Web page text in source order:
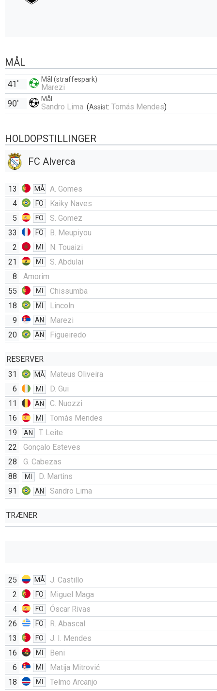
MÅL
Mål (straffespark)
Marezi
41'
Mål
Sandro Lima (Assist: Tomás Mendes)
90'
HOLDOPSTILLINGER
FC Alverca
13 MÅ
A. Gomes
4
FO
Kaiky Naves
5
FO
S. Gomez
33
FO
B. Meupiyou
2
MI
N. Touaizi
21
MI
S. Abdulai
8
Amorim
55
MI
Chissumba
18
MI
Lincoln
9
AN
Marezi
20
AN Figueiredo
RESERVER
31
MÅ
Mateus Oliveira
6
MI
D. Gui
11
AN
C. Nuozzi
16
MI
Tomás Mendes
19
AN
T. Leite
22
Gonçalo Esteves
28
G. Cabezas
88
MI
D. Martins
91
AN Sandro Lima
TRÆNER
25 MÅ
J. Castillo
2
FO
Miguel Maga
4
FO
Óscar Rivas
26
FO
R. Abascal
13
FO
J. I. Mendes
16
MI
Beni
6
MI
Matija Mitrović
18
MI
Telmo Arcanjo